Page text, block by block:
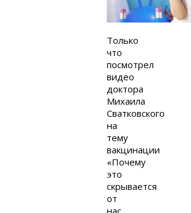
Только
что
посмотрел
видео
доктора
Михаила
Сватковского
на
тему
вакцинации
«Почему
это
скрывается
от